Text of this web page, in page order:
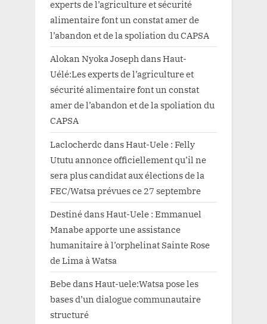
experts de l’agriculture et sécurité
alimentaire font un constat amer de
l’abandon et de la spoliation du CAPSA
Alokan Nyoka JosephdansHaut-
Uélé:Les experts de l’agriculture et
sécurité alimentaire font un constat
amer de l’abandon et de la spoliation du
CAPSA
Laclocherdc dansHaut-Uele : Felly
Ututu annonce officiellement qu’il ne
sera plus candidat aux élections de la
FEC/Watsa prévues ce 27 septembre
DestinédansHaut-Uele : Emmanuel
Manabe apporte une assistance
humanitaire à l’orphelinat Sainte Rose
de Lima à Watsa
BebedansHaut-uele:Watsa pose les
bases d’un dialogue communautaire
structuré